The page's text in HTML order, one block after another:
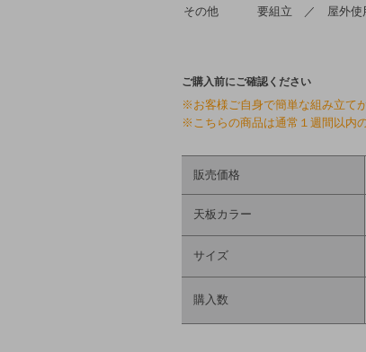
その他
要組立 ／ 屋外使
ご購入前にご確認ください
※お客様ご自身で簡単な組み立て
※こちらの商品は通常１週間以内
販売価格
天板カラー
サイズ
購入数